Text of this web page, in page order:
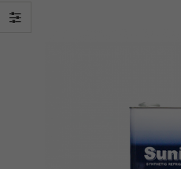
Liên hệ: 0939 896